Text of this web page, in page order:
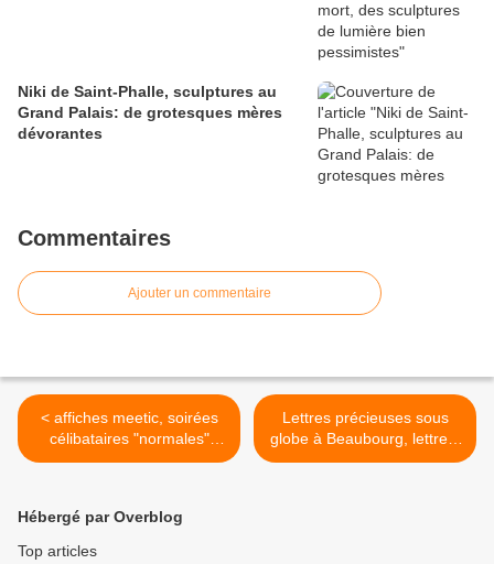
Niki de Saint-Phalle, sculptures au
Grand Palais: de grotesques mères
dévorantes
Commentaires
Ajouter un commentaire
< affiches meetic, soirées
célibataires "normales"
sans acné et sans
Lettres précieuses sous
globe à Beaubourg, lettres-
images en 3D >
Hébergé par Overblog
Top articles